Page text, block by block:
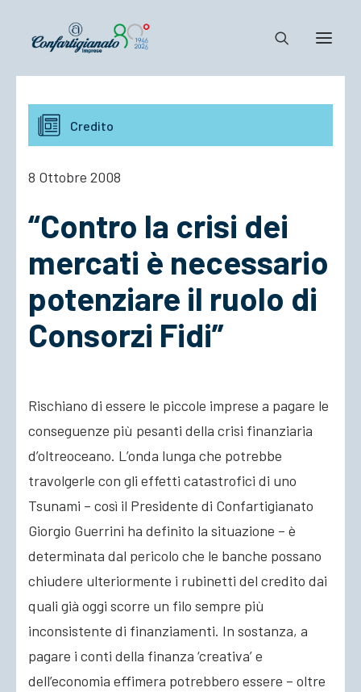
Notizie e Documenti
Confartigianato
Cosa Facciamo
ACCEDI
Credito
8 Ottobre 2008
“Contro la crisi dei
mercati è necessario
potenziare il ruolo di
Consorzi Fidi”
Rischiano di essere le piccole imprese a pagare le
conseguenze più pesanti della crisi finanziaria
d’oltreoceano. L’onda lunga che potrebbe
travolgerle con gli effetti catastrofici di uno
Tsunami – così il Presidente di Confartigianato
Giorgio Guerrini ha definito la situazione – è
determinata dal pericolo che le banche possano
chiudere ulteriormente i rubinetti del credito dai
quali già oggi scorre un filo sempre più
inconsistente di finanziamenti. In sostanza, a
pagare i conti della finanza ‘creativa’ e
dell’economia effimera potrebbero essere – oltre